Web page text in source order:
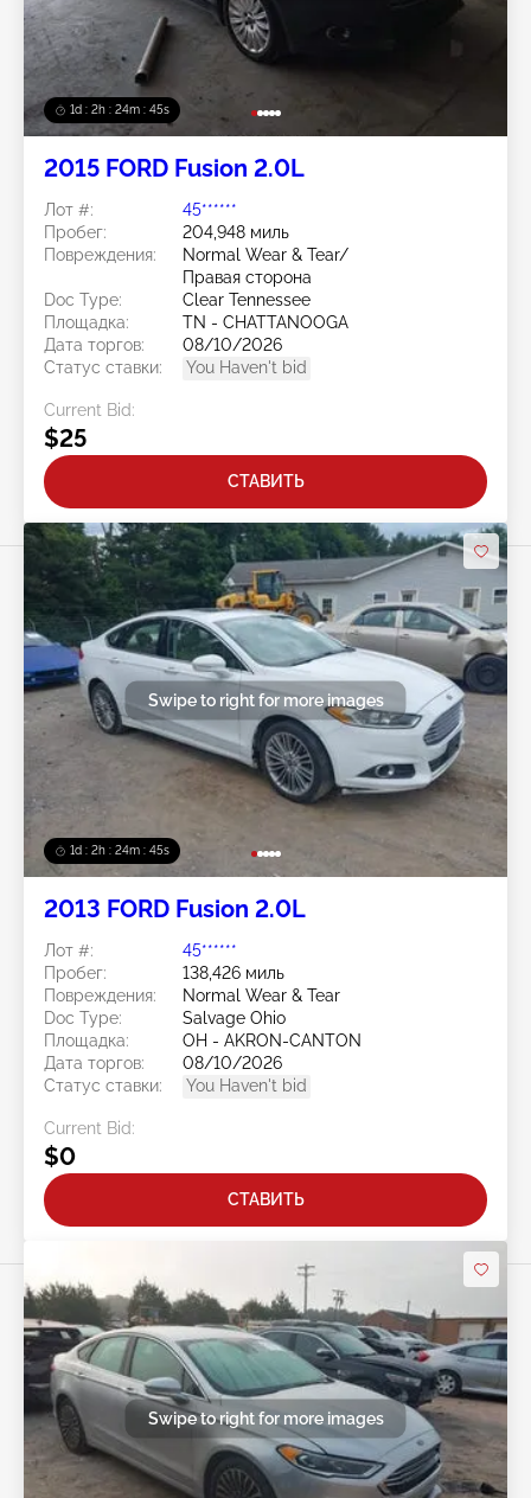
1d : 2h : 24m : 42s
2015 FORD Fusion 2.0L
Лот #:
45******
Пробег:
204,948 миль
Повреждения:
Normal Wear & Tear/
Правая сторона
Doc Type:
Clear Tennessee
Площадка:
TN - CHATTANOOGA
Дата торгов:
08/10/2026
Статус ставки:
You Haven't bid
Current Bid:
$25
СТАВИТЬ
1d : 2h : 24m : 42s
Swipe to right for more images
2013 FORD Fusion 2.0L
Лот #:
45******
Пробег:
138,426 миль
Повреждения:
Normal Wear & Tear
Doc Type:
Salvage Ohio
Площадка:
OH - AKRON-CANTON
Дата торгов:
08/10/2026
Статус ставки:
You Haven't bid
Current Bid:
$0
СТАВИТЬ
Swipe to right for more images